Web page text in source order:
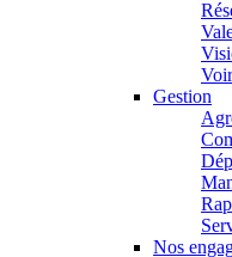
Gestion
Nos